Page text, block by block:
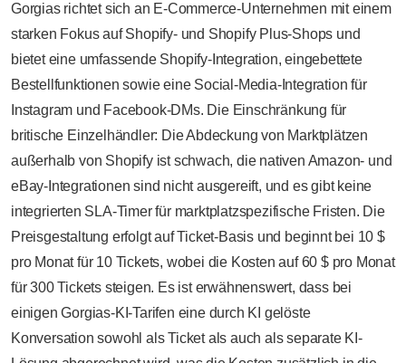
Gorgias richtet sich an E-Commerce-Unternehmen mit einem
starken Fokus auf Shopify- und Shopify Plus-Shops und
bietet eine umfassende Shopify-Integration, eingebettete
Bestellfunktionen sowie eine Social-Media-Integration für
Instagram und Facebook-DMs. Die Einschränkung für
britische Einzelhändler: Die Abdeckung von Marktplätzen
außerhalb von Shopify ist schwach, die nativen Amazon- und
eBay-Integrationen sind nicht ausgereift, und es gibt keine
integrierten SLA-Timer für marktplatzspezifische Fristen. Die
Preisgestaltung erfolgt auf Ticket-Basis und beginnt bei 10 $
pro Monat für 10 Tickets, wobei die Kosten auf 60 $ pro Monat
für 300 Tickets steigen. Es ist erwähnenswert, dass bei
einigen Gorgias-KI-Tarifen eine durch KI gelöste
Konversation sowohl als Ticket als auch als separate KI-